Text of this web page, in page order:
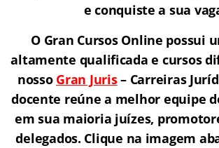
e conquiste a sua
O Gran Cursos Online possui
altamente qualificada e cursos
nosso Gran Juris– Carreiras
docente reúne a melhor equipe
em sua maioria juízes,
delegados. Clique na imagem